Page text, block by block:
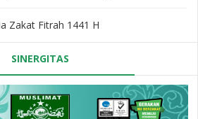
Zakat Fitrah 1441 H
SINERGITAS